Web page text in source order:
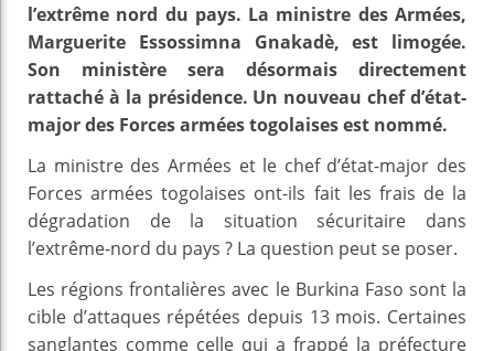
l’extrême nord du pays. La ministre des Armées,
Marguerite Essossimna Gnakadè, est limogée.
Son ministère sera désormais directement
rattaché à la présidence. Un nouveau chef d’état-
major des Forces armées togolaises est nommé.
La ministre des Armées et le chef d’état-major des
Forces armées togolaises ont-ils fait les frais de la
dégradation de la situation sécuritaire dans
l’extrême-nord du pays ? La question peut se poser.
Les régions frontalières avec le Burkina Faso sont la
cible d’attaques répétées depuis 13 mois. Certaines
sanglantes comme celle qui a frappé la préfecture